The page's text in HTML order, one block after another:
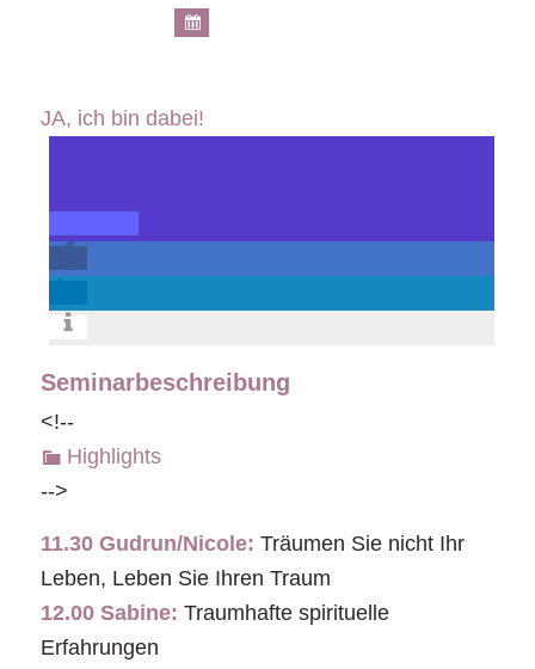
JA, ich bin dabei!
Seminarbeschreibung
<!--
Highlights
-->
11.30 Gudrun/Nicole: Träumen Sie nicht Ihr
Leben, Leben Sie Ihren Traum
12.00 Sabine: Traumhafte spirituelle
Erfahrungen